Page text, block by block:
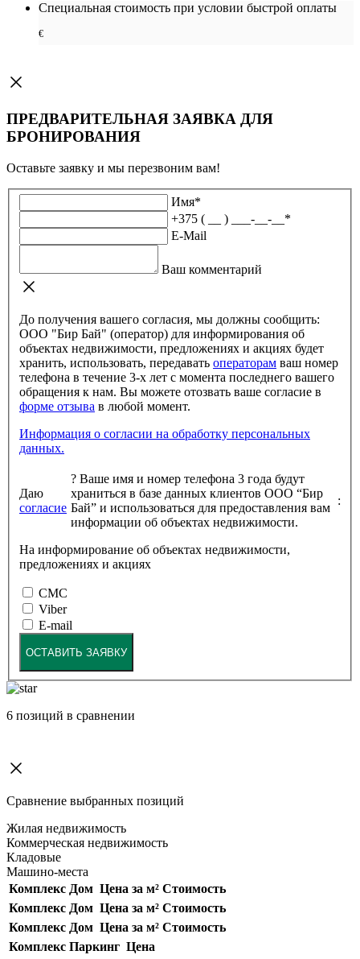
Специальная cтоимость при условии быстрой оплаты
€
ПРЕДВАРИТЕЛЬНАЯ ЗАЯВКА ДЛЯ
БРОНИРОВАНИЯ
Оставьте заявку и мы перезвоним вам!
Имя*
+375 ( __ ) ___-__-__ *
E-Mail
Ваш комментарий
До получения вашего согласия, мы должны сообщить:
ООО "Бир Бай" (оператор) для информирования об
объектах недвижимости, предложениях и акциях будет
хранить, использовать, передавать операторам
телефона в течение 3-х лет с момента последнего вашего
обращения к нам. Вы можете отозвать ваше согласие в
форме отзыва
в любой момент.
Информация о согласии на обработку персональных
данных.
Даю
согласие
? Ваше имя и номер телефона 3 года будут
храниться в базе данных клиентов ООО “Бир
Бай” и использоваться для предоставления вам
информации об объектах недвижимости.
:
На информирование об объектах недвижимости,
предложениях и акциях
СМС
Viber
E-mail
ОСТАВИТЬ ЗАЯВКУ
6 позиций в сравнении
Сравнение выбранных позиций
Жилая недвижимость
Коммерческая недвижимость
Кладовые
Машино-места
Комплекс Дом Цена за м² Стоимость
Комплекс Дом Цена за м² Стоимость
Комплекс Дом Цена за м² Стоимость
Комплекс Паркинг Цена